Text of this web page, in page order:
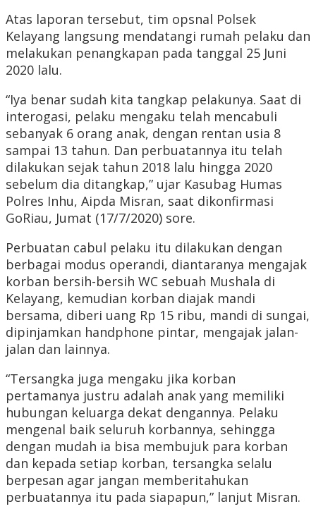
Atas laporan tersebut, tim opsnal Polsek
Kelayang langsung mendatangi rumah pelaku dan
melakukan penangkapan pada tanggal 25 Juni
2020 lalu.
“Iya benar sudah kita tangkap pelakunya. Saat di
interogasi, pelaku mengaku telah mencabuli
sebanyak 6 orang anak, dengan rentan usia 8
sampai 13 tahun. Dan perbuatannya itu telah
dilakukan sejak tahun 2018 lalu hingga 2020
sebelum dia ditangkap,” ujar Kasubag Humas
Polres Inhu, Aipda Misran, saat dikonfirmasi
GoRiau, Jumat (17/7/2020) sore.
Perbuatan cabul pelaku itu dilakukan dengan
berbagai modus operandi, diantaranya mengajak
korban bersih-bersih WC sebuah Mushala di
Kelayang, kemudian korban diajak mandi
bersama, diberi uang Rp 15 ribu, mandi di sungai,
dipinjamkan handphone pintar, mengajak jalan-
jalan dan lainnya.
“Tersangka juga mengaku jika korban
pertamanya justru adalah anak yang memiliki
hubungan keluarga dekat dengannya. Pelaku
mengenal baik seluruh korbannya, sehingga
dengan mudah ia bisa membujuk para korban
dan kepada setiap korban, tersangka selalu
berpesan agar jangan memberitahukan
perbuatannya itu pada siapapun,” lanjut Misran.